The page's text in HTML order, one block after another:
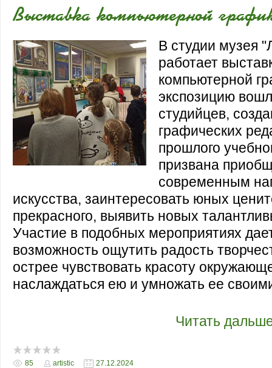
Выставка компьютерной
В студии музея
работает
компьютерной
экспозицию
студийцев,
графических
прошлого
призвана
современным
искусства, заинтересовать юных
прекрасного, выявить новых
Участие в подобных мероприятиях
возможность ощутить радость
острее чувствовать красоту
наслаждаться ею и умножать ее
Читать
85 artistic 27.12.2024